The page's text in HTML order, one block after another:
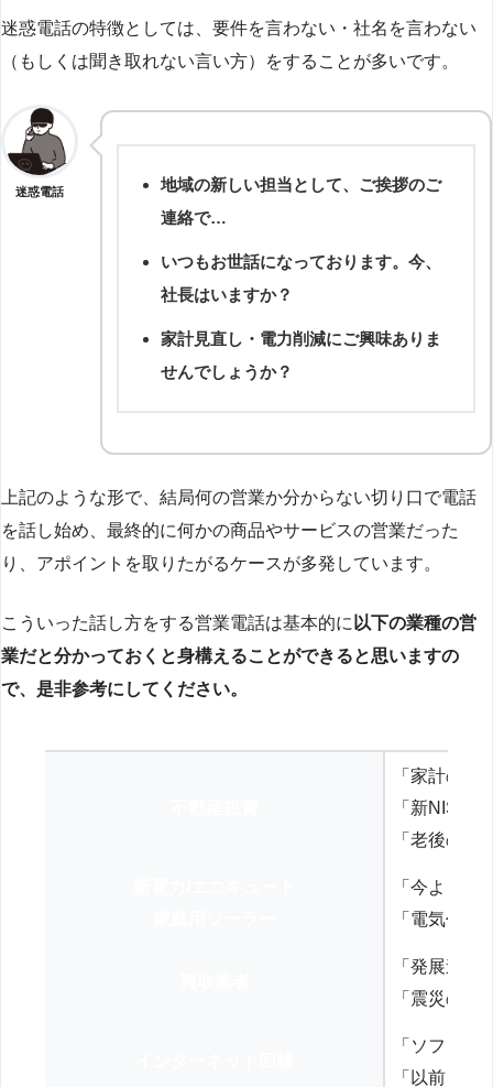
迷惑電話の特徴としては、要件を言わない・社名を言わない
（もしくは聞き取れない言い方）をすることが多いです。
迷惑電話
地域の新しい担当として、ご挨拶のご
連絡で…
いつもお世話になっております。今、
社長はいますか？
家計見直し・電力削減にご興味ありま
せんでしょうか？
上記のような形で、結局何の営業か分からない切り口で電話
を話し始め、最終的に何かの商品やサービスの営業だった
り、アポイントを取りたがるケースが多発しています。
こういった話し方をする営業電話は基本的に 以下の業種の営
業だと分かっておくと身構えることができると思いますの
で、是非参考にしてください。
「家計の見
「新NISA
「老後の
「今より
「電気代を
「発展途
「震災の
「ソフト
「以前、